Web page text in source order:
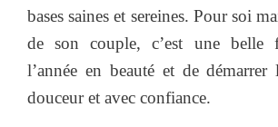
bases saines et sereines. Pour soi
de son couple, c’est une belle
l’année en beauté et de
douceur et avec confiance.